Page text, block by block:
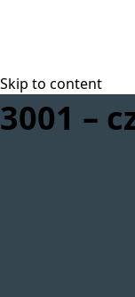
Skip to content
3001 –